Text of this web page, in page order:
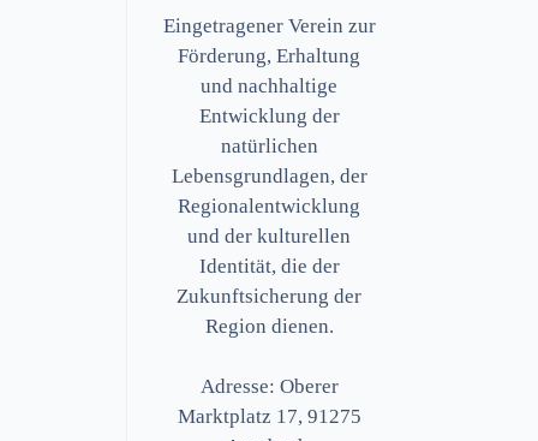
Eingetragener Verein zur
Förderung, Erhaltung
und nachhaltige
Entwicklung der
natürlichen
Lebensgrundlagen, der
Regionalentwicklung
und der kulturellen
Identität, die der
Zukunftsicherung der
Region dienen.
Adresse: Oberer
Marktplatz 17, 91275